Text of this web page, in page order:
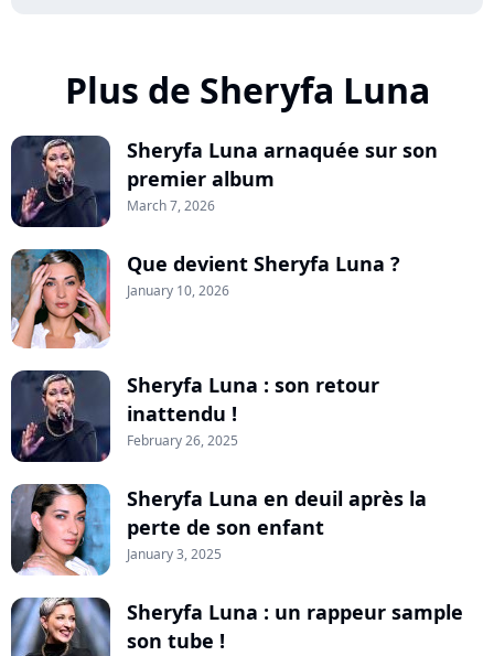
Plus de Sheryfa Luna
Sheryfa Luna arnaquée sur son
premier album
March 7, 2026
Que devient Sheryfa Luna ?
January 10, 2026
Sheryfa Luna : son retour
inattendu !
February 26, 2025
Sheryfa Luna en deuil après la
perte de son enfant
January 3, 2025
Sheryfa Luna : un rappeur sample
son tube !